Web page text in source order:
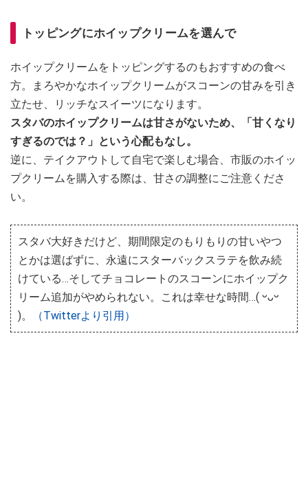
トッピングにホイップクリームを選んで
ホイップクリームをトッピングするのもおすすめの食べ
方。まろやかなホイップクリームがスコーンの甘みを引き
立たせ、リッチなスイーツになります。
スタバのホイップクリームは甘さがないため、「甘くなり
すぎるのでは？」という心配もなし。
逆に、テイクアウトして自宅で楽しむ場合、市販のホイッ
プクリームを購入する際は、甘さの調整にご注意くださ
い。
スタバ大好きだけど、期間限定のもりもりの甘いやつ
とかは選ばずに、永遠にスターバックスラテを飲み続
けている…そしてチョコレートのスコーンにホイップク
リーム追加がやめられない。これは幸せな時間…( ᵕᴗᵕ
)。
（Twitterより引用）